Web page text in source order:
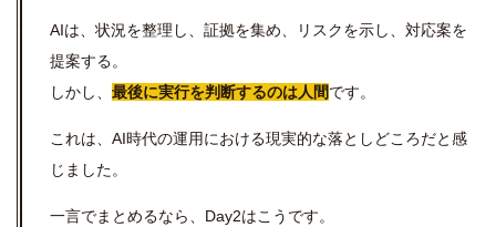
AIは、状況を整理し、証拠を集め、リスクを示し、対応案を
提案する。
しかし、 最後に実行を判断するのは人間です。
これは、 AI時代の運用における現実的な落としどころだと感
じました。
一言でまとめるなら、 Day2はこうです。